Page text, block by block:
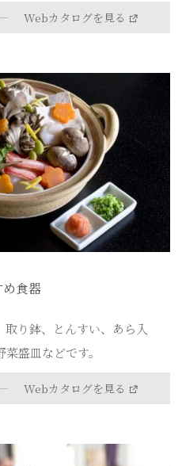
Webカタログを見る
食器
り鉢、とんすい、あら入
盛皿などです。
Webカタログを見る